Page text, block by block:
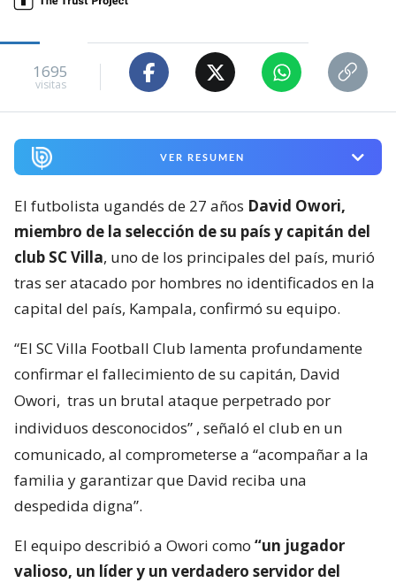
1695
visitas
VER RESUMEN
El futbolista ugandés de 27 años David Owori,
miembro de la selección de su país y capitán del
club SC Villa, uno de los principales del país, murió
tras ser atacado por hombres no identificados en la
capital del país, Kampala, confirmó su equipo.
“El SC Villa Football Club lamenta profundamente
confirmar el fallecimiento de su capitán, David
Owori, tras un brutal ataque perpetrado por
individuos desconocidos” , señaló el club en un
comunicado, al comprometerse a “acompañar a la
familia y garantizar que David reciba una
despedida digna”.
El equipo describió a Owori como “un jugador
valioso, un líder y un verdadero servidor del